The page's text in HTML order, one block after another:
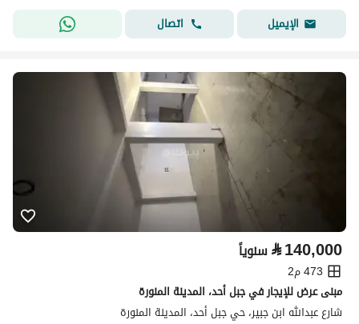
الإيميل
اتصال
⃁140,000 سنوياً
473 م2
مبنى عرض للإيجار في جبل أحد، المدينة المنورة
شارع عبدالله ابن جبير، حي جبل أحد، المدينة المنورة